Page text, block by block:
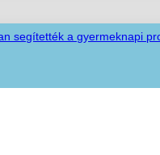
segítették a gyermeknapi